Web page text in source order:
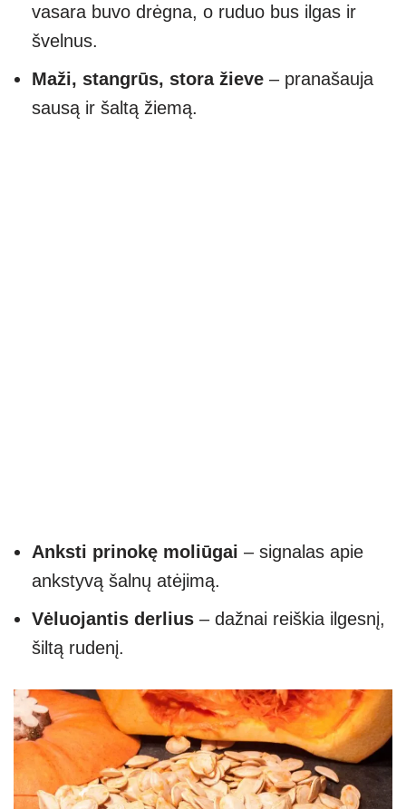
vasara buvo drėgna, o ruduo bus ilgas ir
švelnus.
Maži, stangrūs, stora žieve – pranašauja
sausą ir šaltą žiemą.
Anksti prinokę moliūgai – signalas apie
ankstyvą šalnų atėjimą.
Vėluojantis derlius – dažnai reiškia ilgesnį,
šiltą rudenį.